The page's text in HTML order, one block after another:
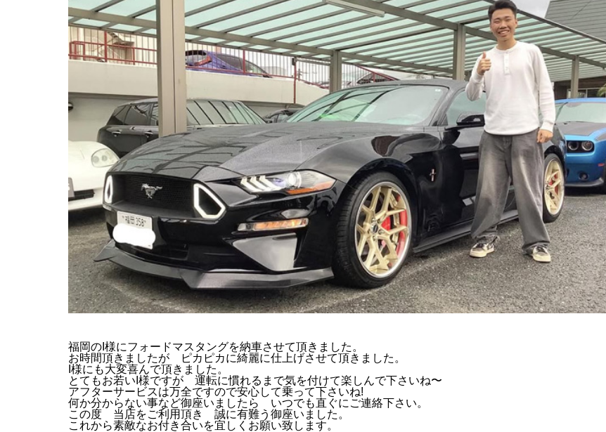
福岡のI様にフォードマスタングを納車させて頂きました。
お時間頂きましたが ピカピカに綺麗に仕上げさせて頂きました。
I様にも大変喜んで頂きました。
とてもお若いI様ですが 運転に慣れるまで気を付けて楽しんで下さいね〜
アフターサービスは万全ですので安心して乗って下さいね!
何か分からない事など御座いましたら いつでも直ぐにご連絡下さい。
この度 当店をご利用頂き 誠に有難う御座いました。
これから素敵なお付き合いを宜しくお願い致します。